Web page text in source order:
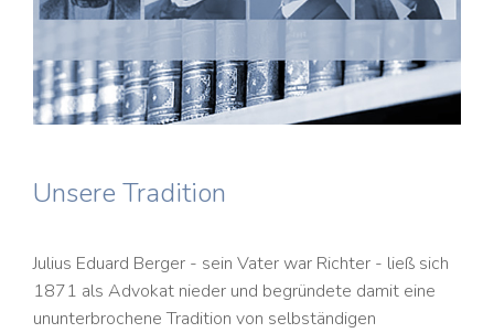
Unsere Tradition
Julius Eduard Berger - sein Vater war Richter - ließ sich
1871 als Advokat nieder und begründete damit eine
ununterbrochene Tradition von selbständigen